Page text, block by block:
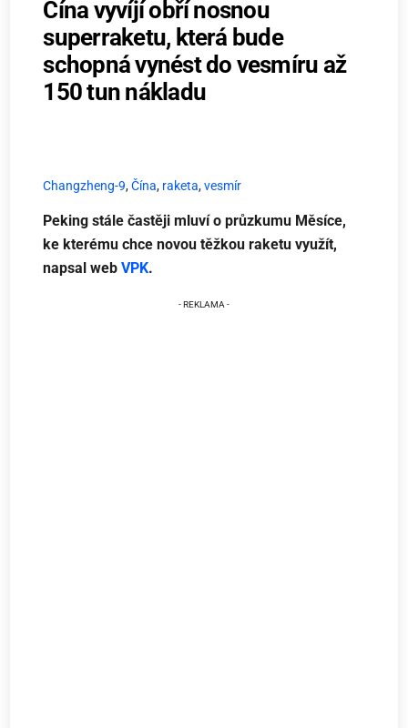
Čína vyvíjí obří nosnou
superraketu, která bude
schopná vynést do vesmíru až
150 tun nákladu
Changzheng-9,Čína, raketa,vesmír
Peking stále častěji mluví o průzkumu Měsíce,
ke kterému chce novou těžkou raketu využít,
napsal webVPK.